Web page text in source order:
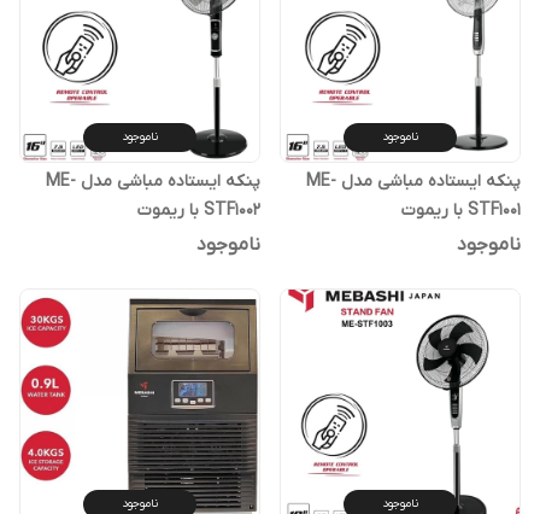
ناموجود
پنکه ایستاده مباشی مدل ME-
STF1001 با ریموت
ناموجود
ناموجود
پنکه ایستاده مباشی مدل ME-
STF1002 با ریموت
ناموجود
ناموجود ناموجود